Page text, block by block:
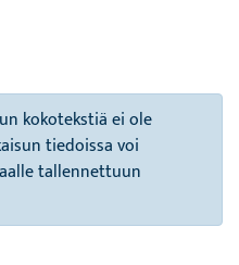
kokotekstiä ei ole
tiedoissa voi
tallennettuun